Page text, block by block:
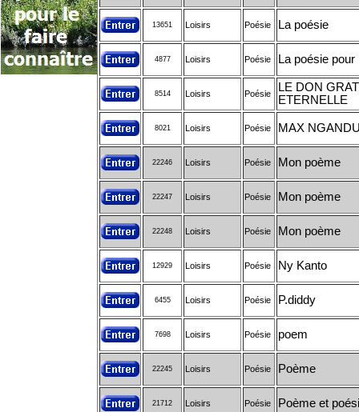
13651 Loisirs Poésie La poésie
4877 Loisirs Poésie La poésie
8514 Loisirs Poésie
LE DON
ETERNELLE
8021 Loisirs Poésie MAX
22246 Loisirs Poésie Mon poème
22247 Loisirs Poésie Mon poème
22248 Loisirs Poésie Mon poème
12929 Loisirs Poésie Ny Kanto
6455 Loisirs Poésie P.diddy
7698 Loisirs Poésie poem
22245 Loisirs Poésie Poème
21712 Loisirs Poésie Poème et